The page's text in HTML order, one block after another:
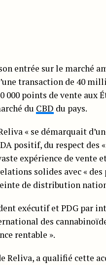
entrée sur le marché
transaction de 40
000 points de vente
du CBD du pays.
« se démarquait
positif, du respect
expérience de vente
solides avec «
de distribution
exécutif et PDG par
des
rentable ».
Reliva, a qualifié cette